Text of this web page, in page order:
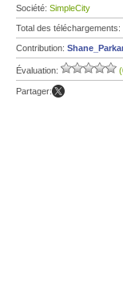
Société: SimpleCity
Total des téléchargements:
Contribution:
Évaluation:
Partager: